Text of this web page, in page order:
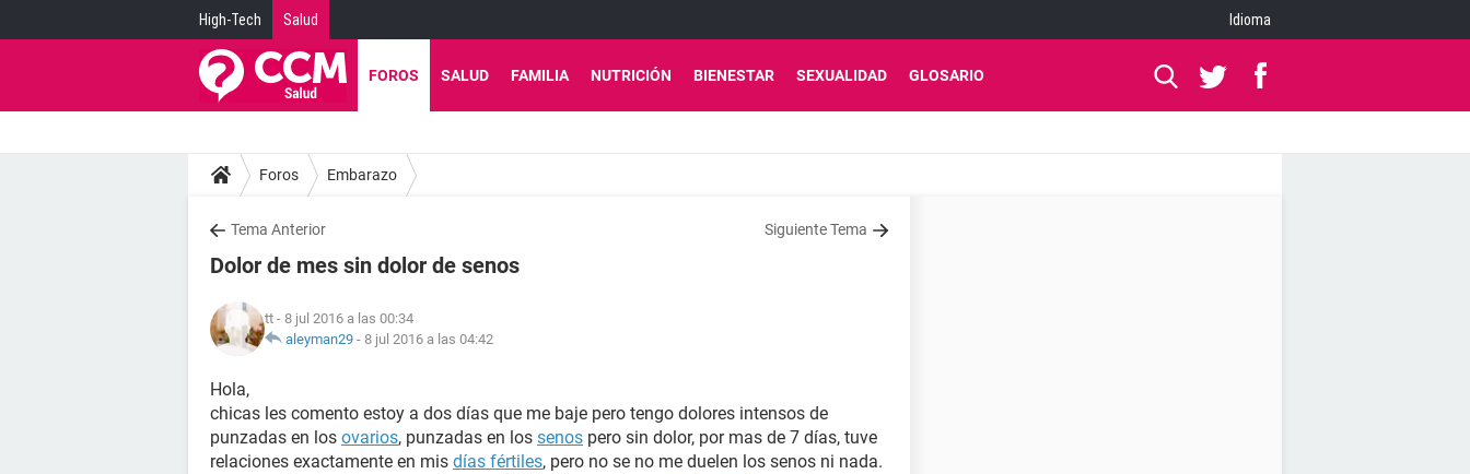
High-Tech Salud Idioma
FOROS SALUD FAMILIA NUTRICIÓN BIENESTAR SEXUALIDAD GLOSARIO
Foros Embarazo
Tema Anterior Siguiente Tema
Dolor de mes sin dolor de senos
tt - 8 jul 2016 a las 00:34
aleyman29 - 8 jul 2016 a las 04:42
Hola,
chicas les comento estoy a dos días que me baje pero tengo dolores intensos de
punzadas en los ovarios, punzadas en los senos pero sin dolor, por mas de 7 días, tuve
relaciones exactamente en mis días fértiles, pero no se no me duelen los senos ni nada.